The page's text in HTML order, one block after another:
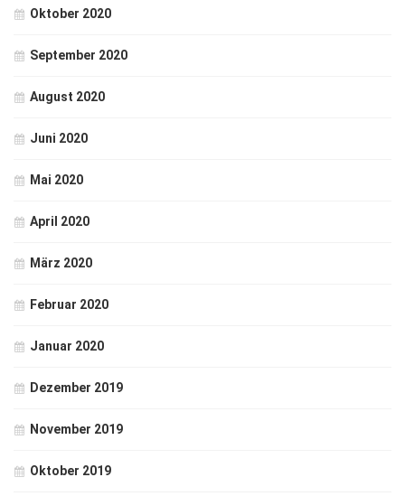
Oktober 2020
September 2020
August 2020
Juni 2020
Mai 2020
April 2020
März 2020
Februar 2020
Januar 2020
Dezember 2019
November 2019
Oktober 2019